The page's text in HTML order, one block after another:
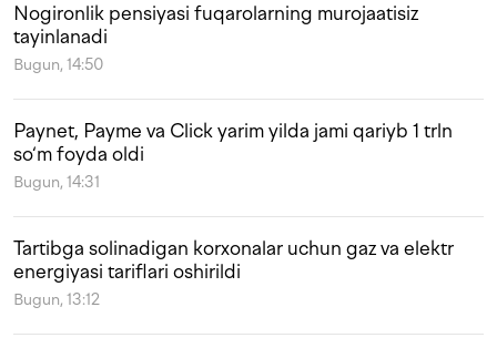
Nogironlik pensiyasi fuqarolarning murojaatisiz
tayinlanadi
Bugun, 14:50
Paynet, Payme va Click yarim yilda jami qariyb 1 trln
so‘m foyda oldi
Bugun, 14:31
Tartibga solinadigan korxonalar uchun gaz va elektr
energiyasi tariflari oshirildi
Bugun, 13:12